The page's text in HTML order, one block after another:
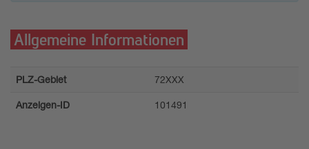
Allgemeine Informationen
PLZ-Gebiet 72XXX
Anzeigen-ID 101491